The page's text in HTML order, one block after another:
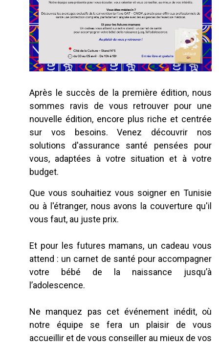
Après le succès de la première édition, nous
sommes ravis de vous retrouver pour une
nouvelle édition, encore plus riche et centrée
sur vos besoins. Venez découvrir nos
solutions d'assurance santé pensées pour
vous, adaptées à votre situation et à votre
budget.
Que vous souhaitiez vous soigner en Tunisie
ou à l'étranger, nous avons la couverture qu'il
vous faut, au juste prix.
Et pour les futures mamans, un cadeau vous
attend : un carnet de santé pour accompagner
votre bébé de la naissance jusqu’à
l’adolescence.
Ne manquez pas cet événement inédit, où
notre équipe se fera un plaisir de vous
accueillir et de vous conseiller au mieux de vos